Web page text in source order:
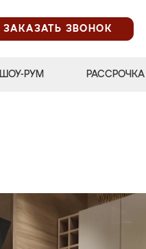
ЗАКАЗАТЬ ЗВОНОК
ШОУ-РУМ РАССРОЧКА